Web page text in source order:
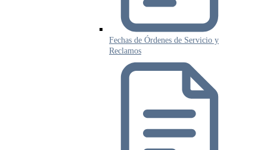
Fechas de Órdenes de Servicio y
Reclamos